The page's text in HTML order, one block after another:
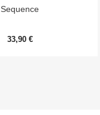
Aperçu rapide
Sequence
33,90 €